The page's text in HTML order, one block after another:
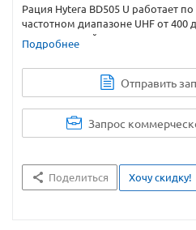
Рация Hytera BD505 U работает по
частотном диапазоне UHF от 400
максимальной мощностью
каналов. Поддержка CTCSS, DCS,
Подробнее
Отправить
Запрос
Поделиться Хочу скидку!